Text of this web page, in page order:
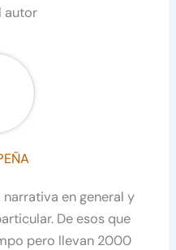
autor
en general y
De esos que
pero llevan 2000